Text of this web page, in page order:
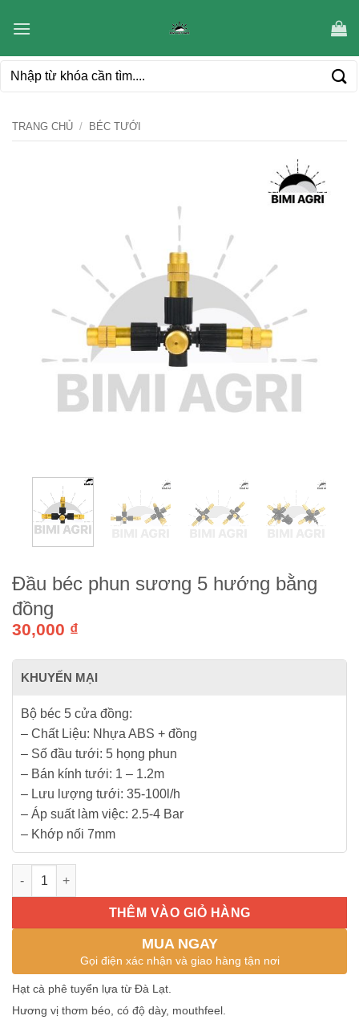
qua
dung
Tìm
TRANG CHỦ / BÉC TƯỚI
Đầu béc phun sương 5 hướng bằng
đồng
30,000 ₫
KHUYẾN MẠI
Bộ béc 5 cửa đồng:
– Chất Liệu: Nhựa ABS + đồng
– Số đầu tưới: 5 họng phun
– Bán kính tưới: 1 – 1.2m
– Lưu lượng tưới: 35-100l/h
– Áp suất làm việc: 2.5-4 Bar
– Khớp nối 7mm
Đầu béc phun sương 5 hướng bằng đồng số lượng
THÊM VÀO GIỎ HÀNG
MUA NGAY
Gọi điện xác nhận và giao hàng tận nơi
Hạt cà phê tuyển lựa từ Đà Lạt.
Hương vị thơm béo, có độ dày, mouthfeel.